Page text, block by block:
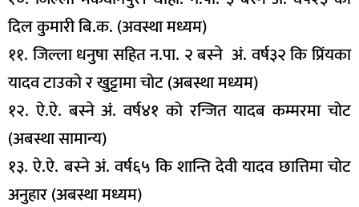
दिल कुमारी बि.क. (अवस्था मध्यम)
११. जिल्ला धनुषा सहित न.पा. २ बस्ने अं. वर्ष३२ कि प्रिंयका
यादव टाउको र खुट्टामा चोट (अबस्था मध्यम)
१२. ऐ.ऐ. बस्ने अं. वर्ष४१ को रन्जित यादब कम्मरमा चोट
(अबस्था सामान्य)
१३. ऐ.ऐ. बस्ने अं. वर्ष६५ कि शान्ति देवी यादव छात्तिमा चोट
अनुहार (अबस्था मध्यम)